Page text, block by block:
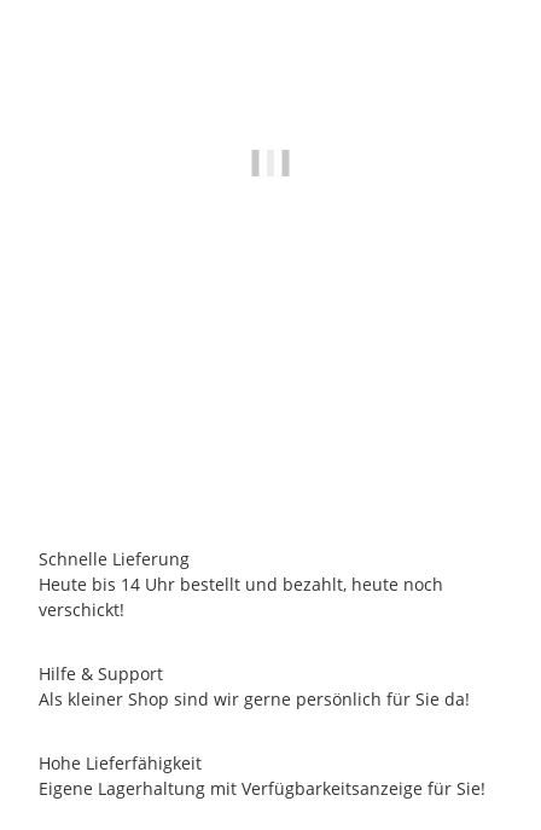
Schnelle Lieferung
Heute bis 14 Uhr bestellt und bezahlt, heute noch
verschickt!
Hilfe & Support
Als kleiner Shop sind wir gerne persönlich für Sie da!
Hohe Lieferfähigkeit
Eigene Lagerhaltung mit Verfügbarkeitsanzeige für Sie!